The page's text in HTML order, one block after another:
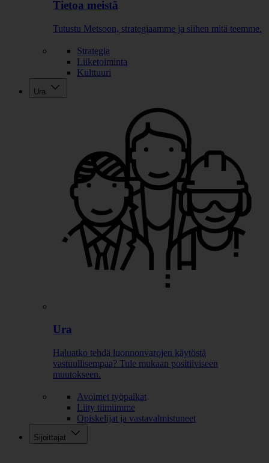
Tietoa meistä
Tutustu Metsoon, strategiaamme ja siihen mitä teemme.
Strategia
Liiketoiminta
Kulttuuri
Ura
Ura
Haluatko tehdä luonnonvarojen käytöstä
vastuullisempaa? Tule mukaan positiiviseen
muutokseen.
Avoimet työpaikat
Liity tiimiimme
Opiskelijat ja vastavalmistuneet
Sijoittajat